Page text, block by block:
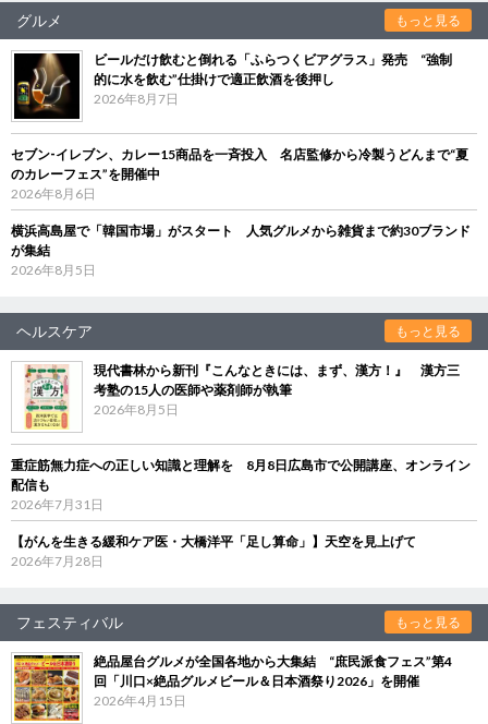
グルメ もっと見る
ビールだけ飲むと倒れる「ふらつくビアグラス」発売 “強制
的に水を飲む”仕掛けで適正飲酒を後押し
2026年8月7日
セブン‐イレブン、カレー15商品を一斉投入 名店監修から冷製うどんまで“夏
のカレーフェス”を開催中
2026年8月6日
横浜高島屋で「韓国市場」がスタート 人気グルメから雑貨まで約30ブランド
が集結
2026年8月5日
ヘルスケア もっと見る
現代書林から新刊『こんなときには、まず、漢方！』 漢方三
考塾の15人の医師や薬剤師が執筆
2026年8月5日
重症筋無力症への正しい知識と理解を 8月8日広島市で公開講座、オンライン
配信も
2026年7月31日
【がんを生きる緩和ケア医・大橋洋平「足し算命」】天空を見上げて
2026年7月28日
フェスティバル もっと見る
絶品屋台グルメが全国各地から大集結 “庶民派食フェス”第4
回「川口×絶品グルメビール＆日本酒祭り2026」を開催
2026年4月15日